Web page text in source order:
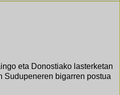
eta Donostiako lasterketan
Sudupeneren bigarren postua